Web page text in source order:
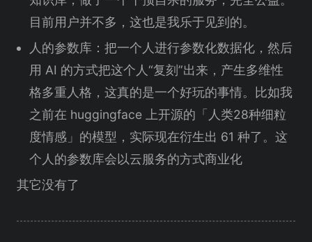
目前用户并不多，这也是我乐于见到的。
人的参数库：把一个人进行参数化数据化，然后
用 AI 的方式把这个人“复刻”出来，产生多维性
格多重人格，这真的是一个好玩的事情。比如我
之前在 huggingface 上开源的「人类28种细粒
度情感」的模型，实际现在衍生出 61 种了。这
个人的参数库会以云服务的方式商业化
其它没有了